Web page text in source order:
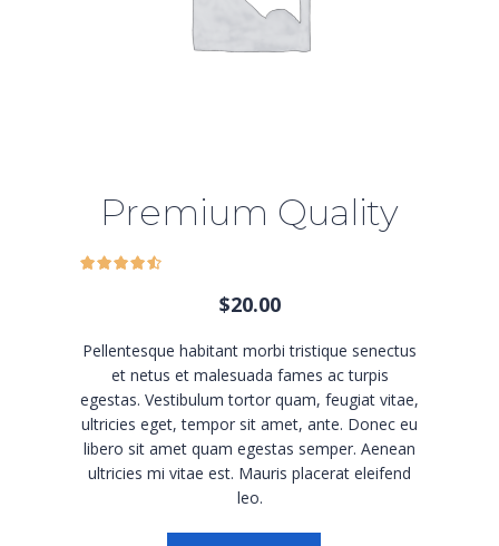
Premium Quality
$20.00
Pellentesque habitant morbi tristique senectus
et netus et malesuada fames ac turpis
egestas. Vestibulum tortor quam, feugiat vitae,
ultricies eget, tempor sit amet, ante. Donec eu
libero sit amet quam egestas semper. Aenean
ultricies mi vitae est. Mauris placerat eleifend
leo.